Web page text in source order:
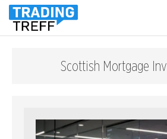
Scottish Mortgage